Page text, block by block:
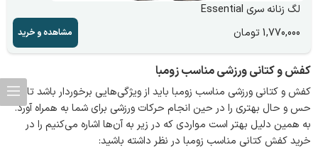
لگ زنانه سری Essential
1,770,000تومان مشاهده و خرید
کفش و کتانی ورزشی مناسب زومبا
کفش و کتانی ورزشی مناسب زومبا باید از ویژگی‌هایی برخوردار باشد تا
حس و حال بهتری را در حین انجام حرکات ورزشی برای شما به همراه آورد.
به همین دلیل بهتر است مواردی که در زیر به آن‌ها اشاره می‌کنیم را در
خرید کفش کتانی مناسب زومبا در نظر داشته باشید: